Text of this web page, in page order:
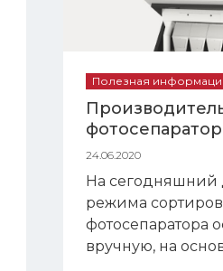
Полезная
24.06.2020
На сегодняшний
режима
фотосепаратора
вручную, на